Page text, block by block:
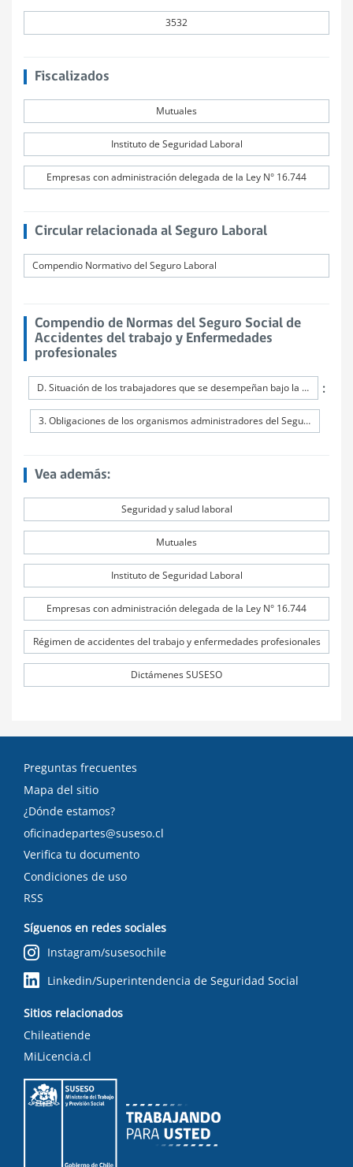
3532
Fiscalizados
Mutuales
Instituto de Seguridad Laboral
Empresas con administración delegada de la Ley N° 16.744
Circular relacionada al Seguro Laboral
Compendio Normativo del Seguro Laboral
Compendio de Normas del Seguro Social de
Accidentes del trabajo y Enfermedades
profesionales
D. Situación de los trabajadores que se desempeñan bajo la modalidad de trabajo a distancia o teletrabajo :
3. Obligaciones de los organismos administradores del Seguro de la Ley N°16.744
Vea además:
Seguridad y salud laboral
Mutuales
Instituto de Seguridad Laboral
Empresas con administración delegada de la Ley N° 16.744
Régimen de accidentes del trabajo y enfermedades profesionales
Dictámenes SUSESO
Preguntas frecuentes
Mapa del sitio
¿Dónde estamos?
oficinadepartes@suseso.cl
Verifica tu documento
Condiciones de uso
RSS
Síguenos en redes sociales
Instagram/susesochile
Linkedin/Superintendencia de Seguridad Social
Sitios relacionados
Chileatiende
MiLicencia.cl